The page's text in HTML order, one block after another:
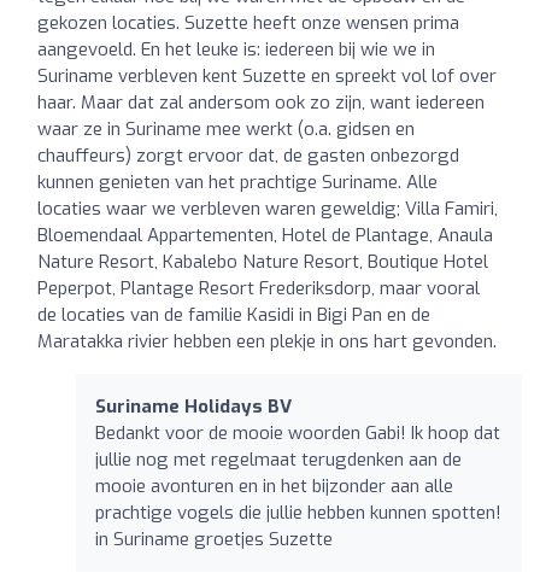
gekozen locaties. Suzette heeft onze wensen prima
aangevoeld. En het leuke is: iedereen bij wie we in
Suriname verbleven kent Suzette en spreekt vol lof over
haar. Maar dat zal andersom ook zo zijn, want iedereen
waar ze in Suriname mee werkt (o.a. gidsen en
chauffeurs) zorgt ervoor dat, de gasten onbezorgd
kunnen genieten van het prachtige Suriname. Alle
locaties waar we verbleven waren geweldig; Villa Famiri,
Bloemendaal Appartementen, Hotel de Plantage, Anaula
Nature Resort, Kabalebo Nature Resort, Boutique Hotel
Peperpot, Plantage Resort Frederiksdorp, maar vooral
de locaties van de familie Kasidi in Bigi Pan en de
Maratakka rivier hebben een plekje in ons hart gevonden.
Suriname Holidays BV
Bedankt voor de mooie woorden Gabi! Ik hoop dat
jullie nog met regelmaat terugdenken aan de
mooie avonturen en in het bijzonder aan alle
prachtige vogels die jullie hebben kunnen spotten!
in Suriname groetjes Suzette